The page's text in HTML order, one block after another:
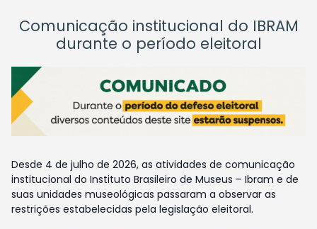
Comunicação institucional do IBRAM
durante o período eleitoral
Desde 4 de julho de 2026, as atividades de comunicação
institucional do Instituto Brasileiro de Museus – Ibram e de
suas unidades museológicas passaram a observar as
restrições estabelecidas pela legislação eleitoral.